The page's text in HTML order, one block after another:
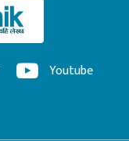
Youtube